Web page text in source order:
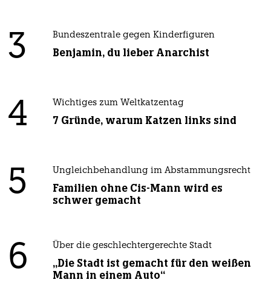
3 Bundeszentrale gegen Kinderfiguren
Benjamin, du lieber Anarchist
4 Wichtiges zum Weltkatzentag
7 Gründe, warum Katzen links sind
5 Ungleichbehandlung im Abstammungsrecht
Familien ohne Cis-Mann wird es
schwer gemacht
6 Über die geschlechtergerechte Stadt
„Die Stadt ist gemacht für den weißen
Mann in einem Auto“